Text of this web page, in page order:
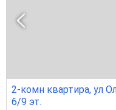
2-комн квартира, ул
6/9 эт.